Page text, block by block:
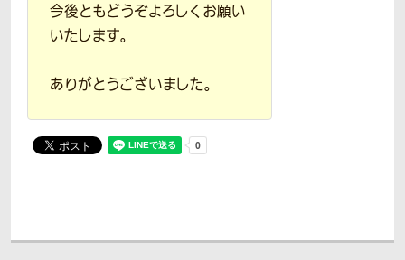
今後ともどうぞよろしくお願い
いたします。
ありがとうございました。